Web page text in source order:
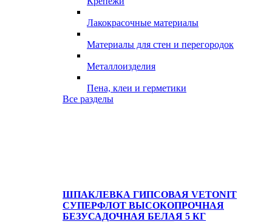
Лакокрасочные материалы
Материалы для стен и перегородок
Металлоизделия
Пена, клеи и герметики
Все разделы
ШПАКЛЕВКА ГИПСОВАЯ VETONIT
СУПЕРФЛОТ ВЫСОКОПРОЧНАЯ
БЕЗУСАДОЧНАЯ БЕЛАЯ 5 КГ